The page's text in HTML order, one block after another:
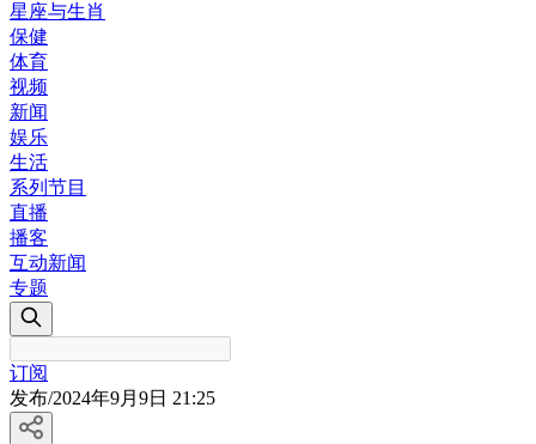
星座与生肖
保健
体育
视频
新闻
娱乐
生活
系列节目
直播
播客
互动新闻
专题
订阅
发布/2024年9月9日 21:25